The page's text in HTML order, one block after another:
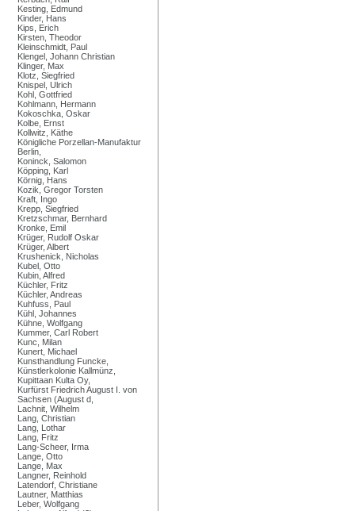
Kesting, Edmund
Kinder, Hans
Kips, Erich
Kirsten, Theodor
Kleinschmidt, Paul
Klengel, Johann Christian
Klinger, Max
Klotz, Siegfried
Knispel, Ulrich
Kohl, Gottfried
Kohlmann, Hermann
Kokoschka, Oskar
Kolbe, Ernst
Kollwitz, Käthe
Königliche Porzellan-Manufaktur
Berlin,
Koninck, Salomon
Köpping, Karl
Körnig, Hans
Kozik, Gregor Torsten
Kraft, Ingo
Krepp, Siegfried
Kretzschmar, Bernhard
Kronke, Emil
Krüger, Rudolf Oskar
Krüger, Albert
Krushenick, Nicholas
Kubel, Otto
Kubin, Alfred
Küchler, Fritz
Küchler, Andreas
Kuhfuss, Paul
Kühl, Johannes
Kühne, Wolfgang
Kummer, Carl Robert
Kunc, Milan
Kunert, Michael
Kunsthandlung Funcke,
Künstlerkolonie Kallmünz,
Kupittaan Kulta Oy,
Kurfürst Friedrich August I. von
Sachsen (August d,
Lachnit, Wilhelm
Lang, Christian
Lang, Lothar
Lang, Fritz
Lang-Scheer, Irma
Lange, Otto
Lange, Max
Langner, Reinhold
Latendorf, Christiane
Lautner, Matthias
Leber, Wolfgang